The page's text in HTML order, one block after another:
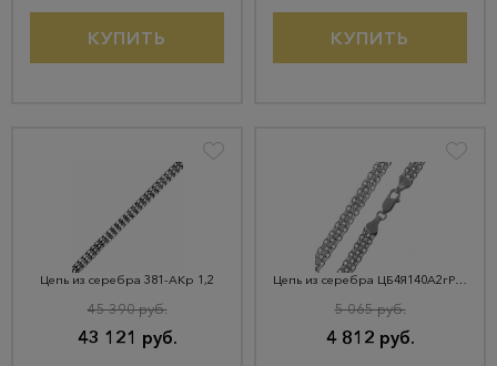
КУПИТЬ КУПИТЬ
Цепь из серебра 381-АКр 1,2
43 121 руб.
45 390 руб.
Цепь из серебра ЦБ4Я140А2гР-С888
4 812 руб.
5 065 руб.